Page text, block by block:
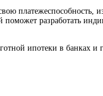
платежеспособность,
поможет разработать
ипотеки в банках и